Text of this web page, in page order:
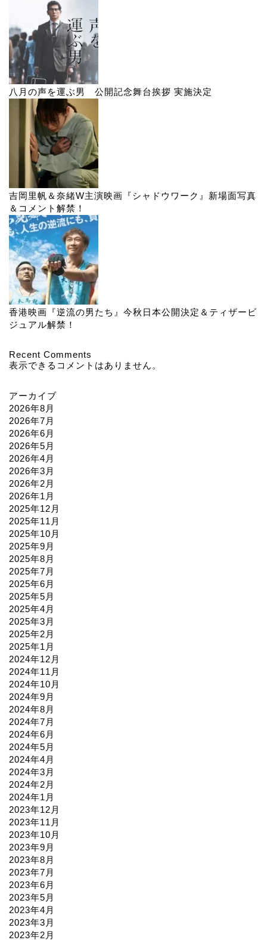
八月の声を運ぶ男 公開記念舞台挨拶 実施決定
吉岡里帆＆奈緒W主演映画『シャドウワーク』新場面写真
＆コメント解禁！
香港映画『逆流の男たち』今秋日本公開決定＆ティザービ
ジュアル解禁！
Recent Comments
表示できるコメントはありません。
アーカイブ
2026年8月
2026年7月
2026年6月
2026年5月
2026年4月
2026年3月
2026年2月
2026年1月
2025年12月
2025年11月
2025年10月
2025年9月
2025年8月
2025年7月
2025年6月
2025年5月
2025年4月
2025年3月
2025年2月
2025年1月
2024年12月
2024年11月
2024年10月
2024年9月
2024年8月
2024年7月
2024年6月
2024年5月
2024年4月
2024年3月
2024年2月
2024年1月
2023年12月
2023年11月
2023年10月
2023年9月
2023年8月
2023年7月
2023年6月
2023年5月
2023年4月
2023年3月
2023年2月